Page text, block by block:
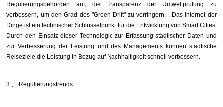
Regulierungsbehörden auf, die Transparenz der Umweltprüfung zu
verbessern, um den Grad des "Green Drift" zu verringern. . Das Internet der
Dinge ist ein technischer Schlüsselpunkt für die Entwicklung von Smart Cities.
Durch den Einsatz dieser Technologie zur Erfassung städtischer Daten und
zur Verbesserung der Leistung und des Managements können städtische
Reiseziele die Leistung in Bezug auf Nachhaltigkeit schnell verbessern.
3 、 Regulierungstrends